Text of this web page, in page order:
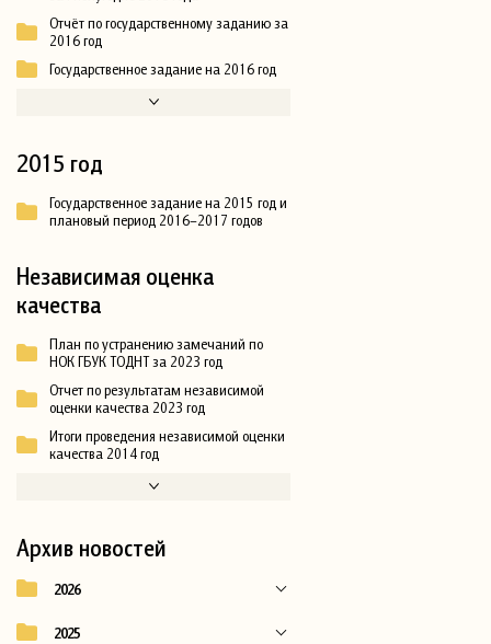
Отчёт по государственному заданию за
2016 год
Государственное задание на 2016 год
2015 год
Государственное задание на 2015 год и
плановый период 2016–2017 годов
Независимая оценка
качества
План по устранению замечаний по
НОК ГБУК ТОДНТ за 2023 год
Отчет по результатам независимой
оценки качества 2023 год
Итоги проведения независимой оценки
качества 2014 год
Архив новостей
2026
2025